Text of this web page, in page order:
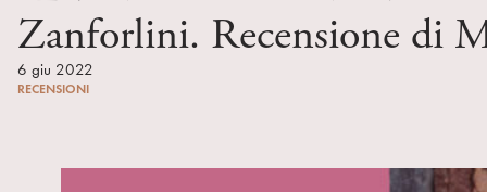
Zanforlini. Recensione di
6 giu 2022
RECENSIONI